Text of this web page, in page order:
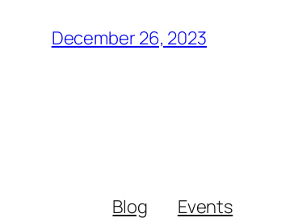
December 26, 2023
Blog
Events